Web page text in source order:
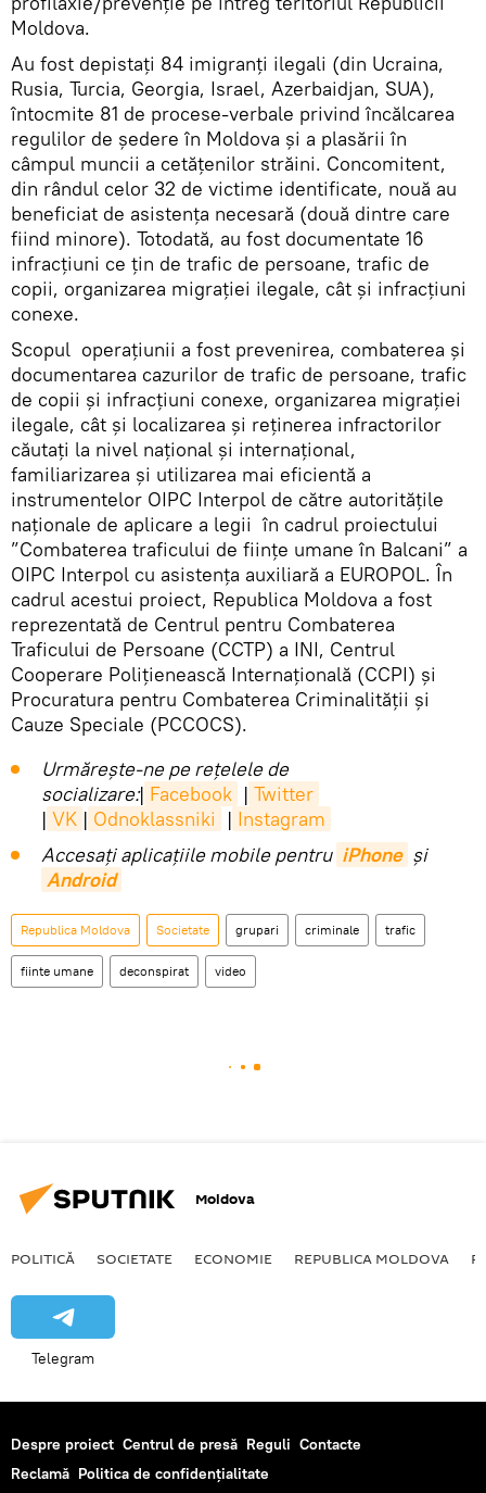
Moldova.
Au fost depistați 84 imigranți ilegali (din Ucraina,
Rusia, Turcia, Georgia, Israel, Azerbaidjan, SUA),
întocmite 81 de procese-verbale privind încălcarea
regulilor de ședere în Moldova și a plasării în
câmpul muncii a cetățenilor străini. Concomitent,
din rândul celor 32 de victime identificate, nouă au
beneficiat de asistența necesară (două dintre care
fiind minore). Totodată, au fost documentate 16
infracțiuni ce țin de trafic de persoane, trafic de
copii, organizarea migrației ilegale, cât și infracțiuni
conexe.
Scopul operațiunii a fost prevenirea, combaterea și
documentarea cazurilor de trafic de persoane, trafic
de copii și infracțiuni conexe, organizarea migrației
ilegale, cât și localizarea și reținerea infractorilor
căutați la nivel național și internațional,
familiarizarea și utilizarea mai eficientă a
instrumentelor OIPC Interpol de către autoritățile
naționale de aplicare a legii în cadrul proiectului
”Combaterea traficului de ființe umane în Balcani” a
OIPC Interpol cu asistența auxiliară a EUROPOL. În
cadrul acestui proiect, Republica Moldova a fost
reprezentată de Centrul pentru Combaterea
Traficului de Persoane (CCTP) a INI, Centrul
Cooperare Polițienească Internațională (CCPI) și
Procuratura pentru Combaterea Criminalității și
Cauze Speciale (PCCOCS).
Urmărește-ne pe rețelele de
socializare:| Facebook | Twitter
| VK | Odnoklassniki | Instagram
Accesaţi aplicaţiile mobile pentru iPhone și
Android
Republica Moldova Societate grupari criminale trafic
fiinte umane deconspirat video
Moldova
POLITICĂ SOCIETATE ECONOMIE REPUBLICA MOLDOVA
Telegram
Despre proiect Centrul de presă Reguli Contacte
Reclamă Politica de confidențialitate